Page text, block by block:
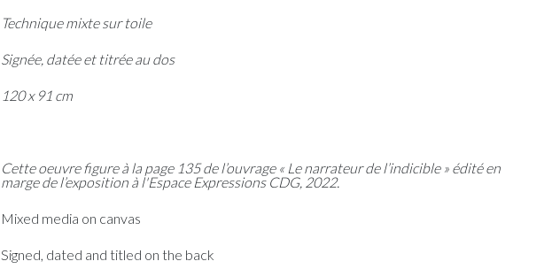
Technique mixte sur toile
Signée, datée et titrée au dos
120 x 91 cm
Cette oeuvre figure à la page 135 de l’ouvrage « Le narrateur de l’indicible » édité en
marge de l’exposition à l'Espace Expressions CDG, 2022.
Mixed media on canvas
Signed, dated and titled on the back